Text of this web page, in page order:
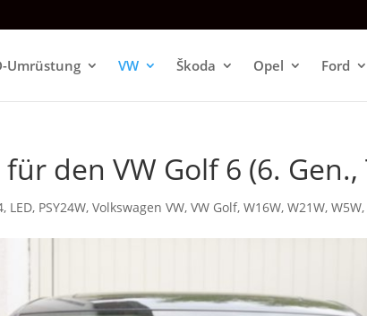
Umrüstung VW Škoda Opel Ford
den VW Golf 6 (6. Gen.,
, LED, PSY24W,Volkswagen VW,VW Golf,W16W,W21W,W5W